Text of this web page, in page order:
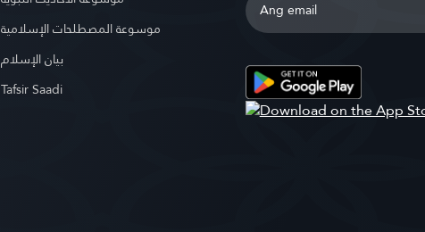
موسوعة المصطلحات الإسلامية
بيان الإسلام
Tafsir Saadi